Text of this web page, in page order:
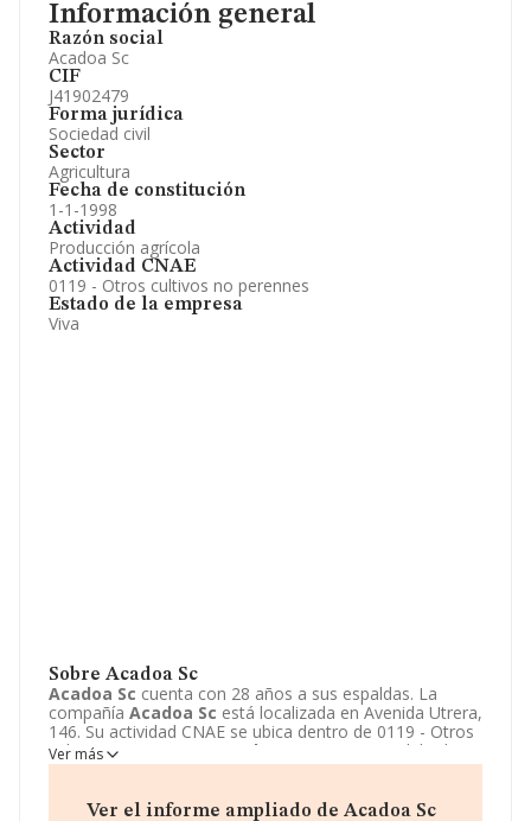
Información general
Razón social
Acadoa Sc
CIF
J41902479
Forma jurídica
Sociedad civil
Sector
Agricultura
Fecha de constitución
1-1-1998
Actividad
Producción agrícola
Actividad CNAE
0119 - Otros cultivos no perennes
Estado de la empresa
Viva
Sobre Acadoa Sc
Acadoa Sc cuenta con 28 años a sus espaldas. La
compañía Acadoa Sc está localizada en Avenida Utrera,
146. Su actividad CNAE se ubica dentro de 0119 - Otros
cultivos no perennes.
Acadoa Sc
tiene un modelo de
sociedad Sociedad civil.
Ver más
Ver el informe ampliado de Acadoa Sc